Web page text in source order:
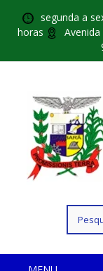
segunda a
horas
por: